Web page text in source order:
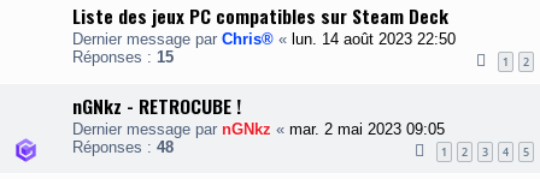
Liste des jeux PC compatibles sur Steam Deck
Dernier message par Chris® « lun. 14 août 2023 22:50
Réponses : 15 1 2
nGNkz - RETROCUBE !
Dernier message par nGNkz « mar. 2 mai 2023 09:05
Réponses : 48 1 2 3 4 5